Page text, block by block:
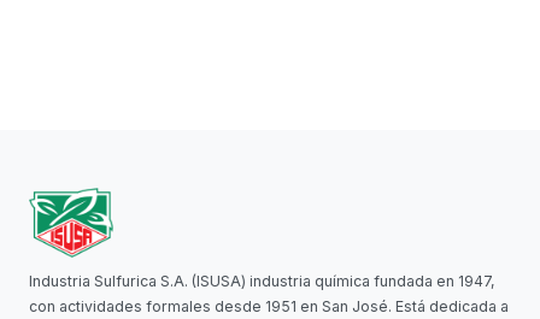
Industria Sulfurica S.A. (ISUSA) industria química fundada en 1947,
con actividades formales desde 1951 en San José. Está dedicada a